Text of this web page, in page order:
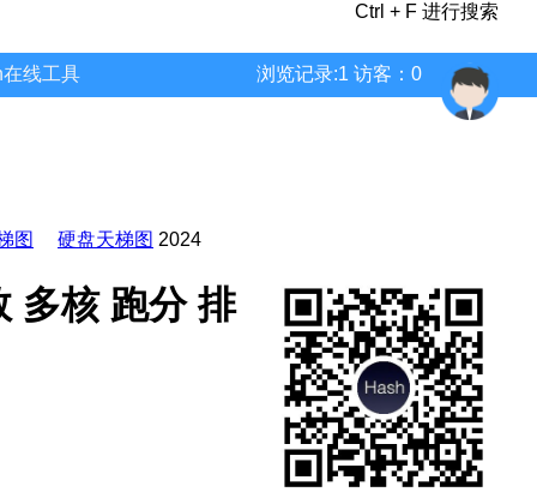
Ctrl + F 进行搜索
线工具 浏览记录:1 访客：0
图 硬盘天梯图 2024
多核 跑分 排